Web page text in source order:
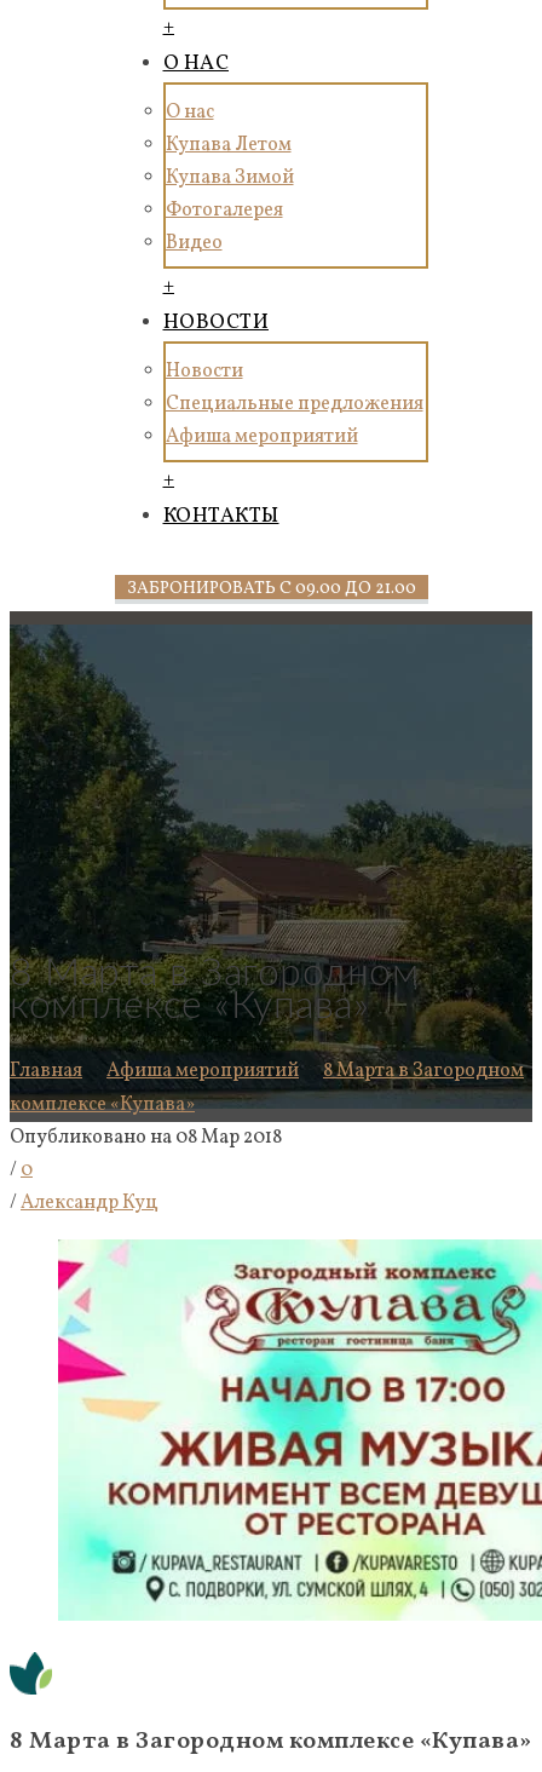
+
О НАС
О нас
Купава Летом
Купава Зимой
Фотогалерея
Видео
+
НОВОСТИ
Новости
Специальные предложения
Афиша мероприятий
+
КОНТАКТЫ
ЗАБРОНИРОВАТЬ С 09.00 ДО 21.00
8 Марта в Загородном
комплексе «Купава»
Главная Афиша мероприятий
8 Марта в Загородном
комплексе «Купава»
Опубликовано на 08 Мар 2018
/0
/Александр Куц
8 Марта в Загородном комплексе «Купава»